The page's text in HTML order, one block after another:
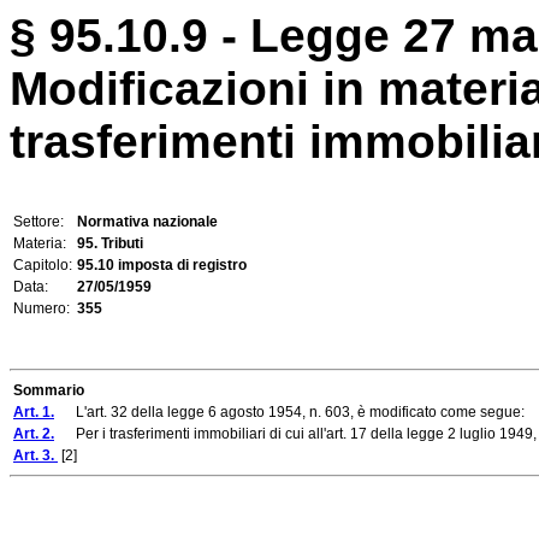
§ 95.10.9 - Legge 27
Modificazioni in
trasferimenti
Settore:
Normativa nazionale
Materia:
95. Tributi
Capitolo: 95.10 imposta di registro
Data:
27/05/1959
Numero: 355
Sommario
Art. 1. L'art. 32 della legge 6 agosto 1954, n. 603, è modificato come segue:
Art. 2. Per i trasferimenti immobiliari di cui all'art. 17 della legge 2 luglio
Art. 3. [2]